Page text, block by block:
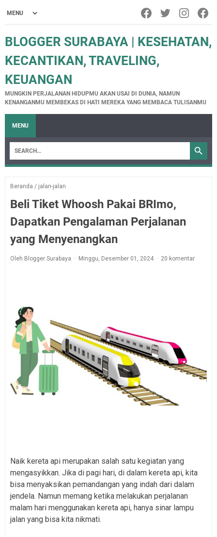
BLOGGER SURABAYA | KESEHATAN,
KECANTIKAN, TRAVELING,
KEUANGAN
MUNGKIN PERJALANAN HIDUPMU AKAN USAI DI DUNIA, NAMUN
KENANGANMU MEMBEKAS DI HATI MEREKA YANG MEMBACA TULISANMU
MENU
Beranda / jalan-jalan
Beli Tiket Whoosh Pakai BRImo,
Dapatkan Pengalaman Perjalanan
yang Menyenangkan
Oleh Blogger Surabaya Minggu, Desember 01, 2024 20 komentar
Naik kereta api merupakan salah satu kegiatan yang
mengasyikkan. Jika di pagi hari, di dalam kereta api, kita
bisa menyaksikan pemandangan yang indah dari dalam
jendela. Namun memang ketika melakukan perjalanan
malam hari menggunakan kereta api, hanya sinar lampu
jalan yang bisa kita nikmati.